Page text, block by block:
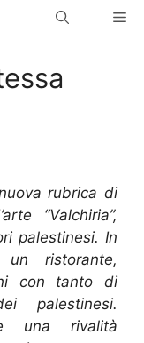
rubrica di
“Valchiria”,
palestinesi. In
ristorante,
con tanto di
palestinesi.
una rivalità